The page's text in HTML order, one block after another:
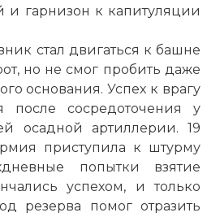
и гарнизон к капитуляции
стал двигаться к башне
но не смог пробить даже
основания. Успех к врагу
сосредоточения у
осадной артиллерии. 19
приступила к штурму
попытки взятие
успехом, и только
резерва помог отразить